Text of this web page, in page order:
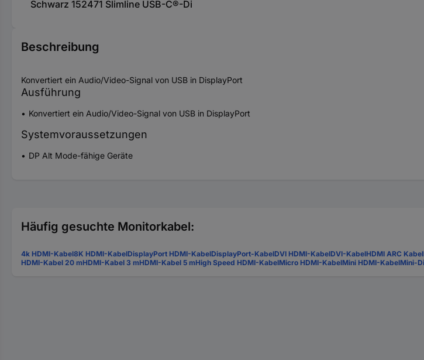
Schwarz 152471 Slimline USB-C®-Di
Beschreibung
Konvertiert ein Audio/Video-Signal von USB in DisplayPort
Ausführung
Konvertiert ein Audio/Video-Signal von USB in DisplayPort
Systemvoraussetzungen
DP Alt Mode-fähige Geräte
Häufig gesuchte Monitorkabel:
4k HDMI-Kabel8K HDMI-KabelDisplayPort HDMI-KabelDisplayPort-KabelDVI HDMI-KabelDVI-KabelHDMI ARC Kabel
HDMI-Kabel 20 mHDMI-Kabel 3 mHDMI-Kabel 5 mHigh Speed HDMI-KabelMicro HDMI-KabelMini HDMI-KabelMini-